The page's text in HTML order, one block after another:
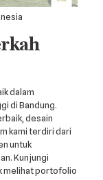
dalam
di Bandung.
desain
kami terdiri dari
untuk
Kunjungi
melihat portofolio